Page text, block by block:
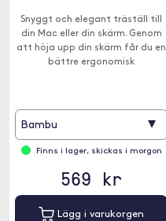
Snyggt och elegant träställ till
din Mac eller din skärm. Genom
att höja upp din skärm får du en
bättre ergonomisk
Bambu ▾
Finns i lager, skickas i morgon
569 kr
Lägg i varukorgen